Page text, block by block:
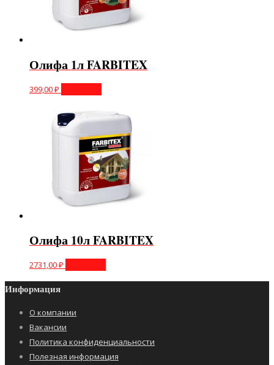
Олифа 1л FARBITEX
399,00₽
Олифа 10л FARBITEX
2731,00₽
Информация
О компании
Вакансии
Политика конфиденциальности
Полезная информация